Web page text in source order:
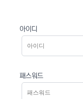
아이디
패스워드